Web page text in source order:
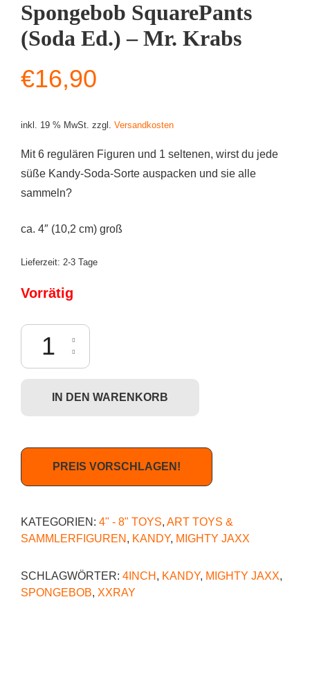
Spongebob SquarePants
(Soda Ed.) – Mr. Krabs
€16,90
inkl. 19 % MwSt. zzgl. Versandkosten
Mit 6 regulären Figuren und 1 seltenen, wirst du jede
süße Kandy-Soda-Sorte auspacken und sie alle
sammeln?
ca. 4″ (10,2 cm) groß
Lieferzeit: 2-3 Tage
Vorrätig
Mighty Jaxx Kandy x Spongebob SquarePants (Soda Ed.) - Mr. Krabs
IN DEN WARENKORB
PREIS VORSCHLAGEN!
KATEGORIEN: 4" - 8" TOYS, ART TOYS &
SAMMLERFIGUREN , KANDY, MIGHTY JAXX
SCHLAGWÖRTER: 4INCH , KANDY, MIGHTY JAXX,
SPONGEBOB, XXRAY